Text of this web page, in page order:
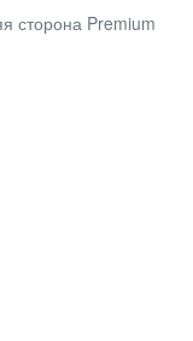
сторона Premium